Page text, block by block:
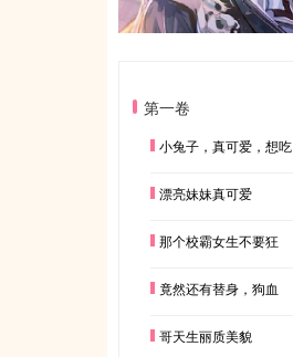
第一卷
小兔子，真可爱，想吃
漂亮妹妹真可爱
那个校霸女生不要狂
竟然还有替身，狗血
哥天生丽质美貌